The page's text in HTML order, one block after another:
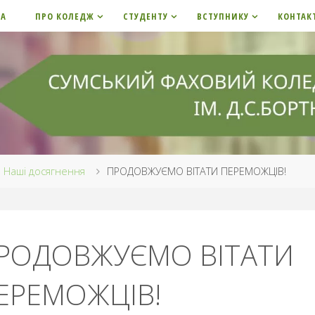
ПРО КОЛЕДЖ СТУДЕНТУ ВСТУПНИКУ
Наші досягнення ПРОДОВЖУЄМО ВІТАТИ ПЕРЕМОЖЦІВ!
ВІТАТИ